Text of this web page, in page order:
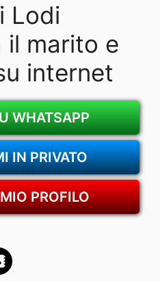
Lodi
il marito e
internet
WHATSAPP
IN PRIVATO
PROFILO